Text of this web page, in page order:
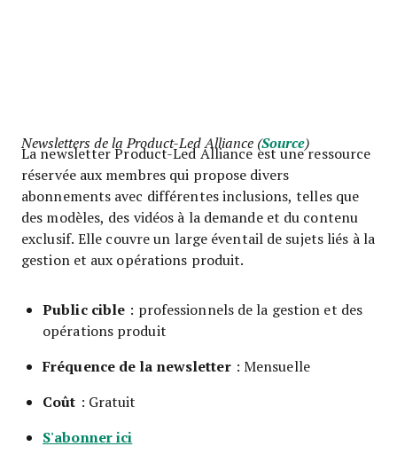
Newsletters de la Product-Led Alliance (Source)
La newsletter Product-Led Alliance est une ressource
réservée aux membres qui propose divers
abonnements avec différentes inclusions, telles que
des modèles, des vidéos à la demande et du contenu
exclusif. Elle couvre un large éventail de sujets liés à la
gestion et aux opérations produit.
Public cible : professionnels de la gestion et des
opérations produit
Fréquence de la newsletter: Mensuelle
Coût : Gratuit
S'abonner ici